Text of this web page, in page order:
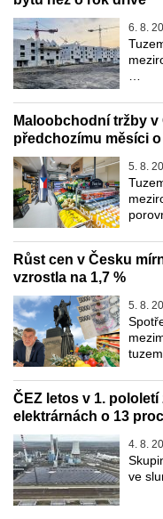
6. 8.
Maloobchodní tržby
předchozímu měsíci o
5. 8.
Růst cen v Česku
vzrostla na 1,7 %
5. 8.
ČEZ letos v 1.
elektrárnách o 13
4. 8.
ve